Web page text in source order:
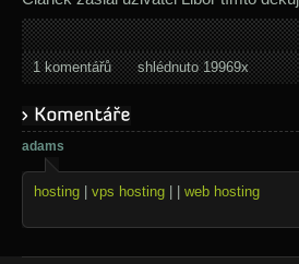
1 komentářů shlédnuto 19969x
adams
hosting vps hosting web hosting